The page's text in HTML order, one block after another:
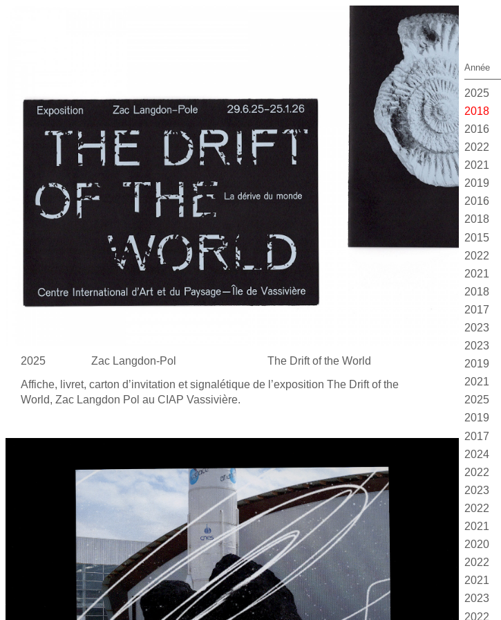
2025 Zac Langdon-Pol The Drift of the World
Affiche, livret, carton d’invitation et signalétique de l’exposition The Drift of the
World, Zac Langdon Pol au CIAP Vassivière.
Année
2025
2018
2016
2022
2021
2019
2016
2018
2015
2022
2021
2018
2017
2023
2023
2019
2021
2025
2019
2017
2024
2022
2023
2022
2021
2020
2022
2021
2023
2022